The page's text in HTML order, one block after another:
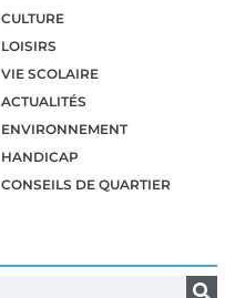
CULTURE
LOISIRS
VIE SCOLAIRE
ACTUALITÉS
ENVIRONNEMENT
HANDICAP
CONSEILS DE QUARTIER